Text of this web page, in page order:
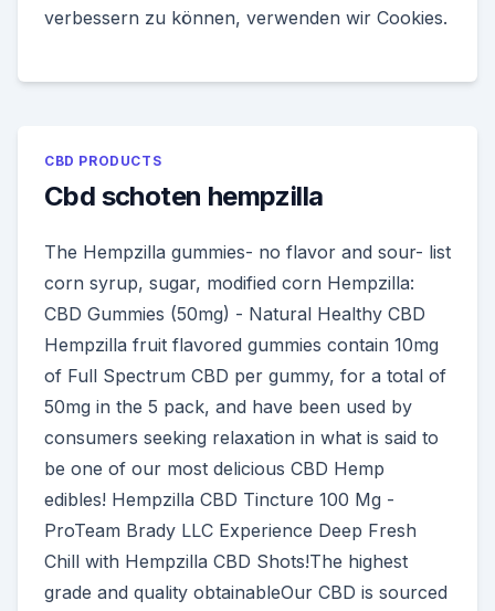
verbessern zu können, verwenden wir Cookies.
CBD PRODUCTS
Cbd schoten hempzilla
The Hempzilla gummies- no flavor and sour- list
corn syrup, sugar, modified corn Hempzilla:
CBD Gummies (50mg) - Natural Healthy CBD
Hempzilla fruit flavored gummies contain 10mg
of Full Spectrum CBD per gummy, for a total of
50mg in the 5 pack, and have been used by
consumers seeking relaxation in what is said to
be one of our most delicious CBD Hemp
edibles! Hempzilla CBD Tincture 100 Mg -
ProTeam Brady LLC Experience Deep Fresh
Chill with Hempzilla CBD Shots!The highest
grade and quality obtainableOur CBD is sourced